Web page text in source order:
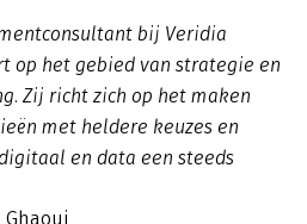
bij Veridia
op het gebied van strategie en
Zij richt zich op het maken
met heldere keuzes en
en data een steeds